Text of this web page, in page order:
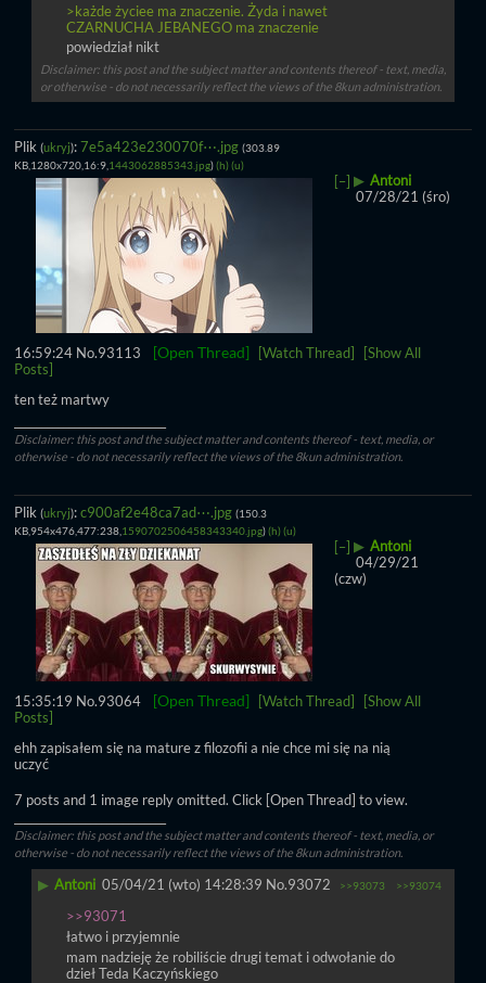
>każde życiee ma znaczenie. Żyda i nawet
CZARNUCHA JEBANEGO ma znaczenie
powiedział nikt
Disclaimer: this post and the subject matter and contents thereof - text, media,
or otherwise - do not necessarily reflect the views of the 8kun administration.
Plik (ukryj):7e5a423e230070f⋯.jpg (303.89
KB,1280x720,16:9, 1443062885343.jpg)(h)(u)
[–] ▶ Antoni
07/28/21 (śro)
16:59:24 No.93113 [Open Thread] [Watch Thread]
[Show All
Posts]
ten też martwy
Disclaimer: this post and the subject matter and contents thereof - text, media, or
otherwise - do not necessarily reflect the views of the 8kun administration.
Plik (ukryj):c900af2e48ca7ad⋯.jpg (150.3
KB,954x476,477:238, 1590702506458343340.jpg)(h)(u)
[–] ▶ Antoni
04/29/21
(czw)
15:35:19 No.93064 [Open Thread] [Watch Thread]
[Show All
Posts]
ehh zapisałem się na mature z filozofii a nie chce mi się na nią
uczyć
7 posts and 1 image reply omitted. Click [Open Thread] to view.
Disclaimer: this post and the subject matter and contents thereof - text, media, or
otherwise - do not necessarily reflect the views of the 8kun administration.
▶ Antoni 05/04/21 (wto) 14:28:39 No.93072 >>93073 >>93074
>>93071
łatwo i przyjemnie
mam nadzieję że robiliście drugi temat i odwołanie do
dzieł Teda Kaczyńskiego